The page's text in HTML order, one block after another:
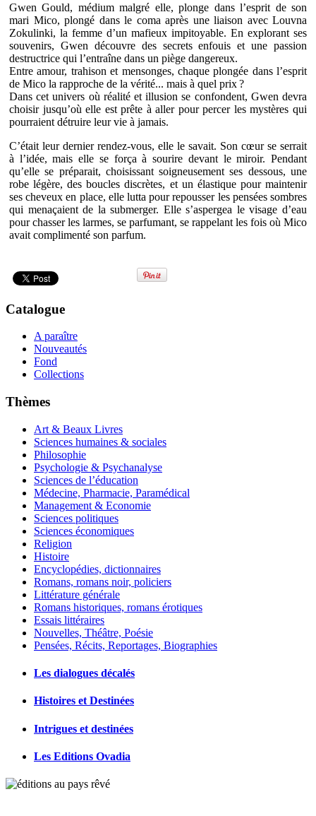
Gwen Gould, médium malgré elle, plonge dans l’esprit de son
mari Mico, plongé dans le coma après une liaison avec Louvna
Zokulinki, la femme d’un mafieux impitoyable. En explorant ses
souvenirs, Gwen découvre des secrets enfouis et une passion
destructrice qui l’entraîne dans un piège dangereux.
Entre amour, trahison et mensonges, chaque plongée dans l’esprit
de Mico la rapproche de la vérité... mais à quel prix ?
Dans cet univers où réalité et illusion se confondent, Gwen devra
choisir jusqu’où elle est prête à aller pour percer les mystères qui
pourraient détruire leur vie à jamais.
C’était leur dernier rendez-vous, elle le savait. Son cœur se serrait
à l’idée, mais elle se força à sourire devant le miroir. Pendant
qu’elle se préparait, choisissant soigneusement ses dessous, une
robe légère, des boucles discrètes, et un élastique pour maintenir
ses cheveux en place, elle lutta pour repousser les pensées sombres
qui menaçaient de la submerger. Elle s’aspergea le visage d’eau
pour chasser les larmes, se parfumant, se rappelant les fois où Mico
avait complimenté son parfum.
Catalogue
A paraître
Nouveautés
Fond
Collections
Thèmes
Art & Beaux Livres
Sciences humaines & sociales
Philosophie
Psychologie & Psychanalyse
Sciences de l’éducation
Médecine, Pharmacie, Paramédical
Management & Economie
Sciences politiques
Sciences économiques
Religion
Histoire
Encyclopédies, dictionnaires
Romans, romans noir, policiers
Littérature générale
Romans historiques, romans érotiques
Essais littéraires
Nouvelles, Théâtre, Poésie
Pensées, Récits, Reportages, Biographies
Les dialogues décalés
Histoires et Destinées
Intrigues et destinées
Les Editions Ovadia